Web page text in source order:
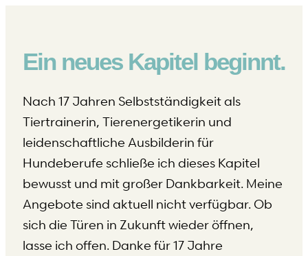
Ein neues Kapitel beginnt.
Nach 17 Jahren Selbstständigkeit als
Tiertrainerin, Tierenergetikerin und
leidenschaftliche Ausbilderin für
Hundeberufe schließe ich dieses Kapitel
bewusst und mit großer Dankbarkeit. Meine
Angebote sind aktuell nicht verfügbar. Ob
sich die Türen in Zukunft wieder öffnen,
lasse ich offen. Danke für 17 Jahre